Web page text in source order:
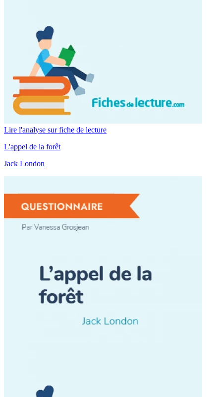
Lire l'analyse sur fiche de lecture
L'appel de la forêt
Jack London